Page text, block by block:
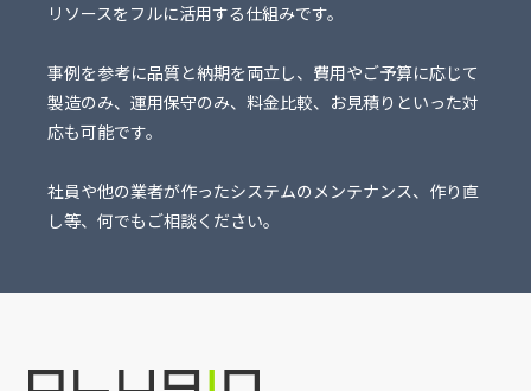
リソースをフルに活用する仕組みです。
事例を参考に品質と納期を両立し、費用やご予算に応じて
製造のみ、運用保守のみ、料金比較、お見積りといった対
応も可能です。
社員や他の業者が作ったシステムのメンテナンス、作り直
し等、何でもご相談ください。